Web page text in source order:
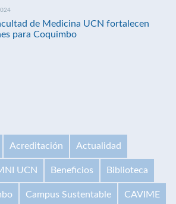
de Medicina UCN fortalecen
para Coquimbo
Acreditación Actualidad
UCN Beneficios Biblioteca
Campus Sustentable CAVIME